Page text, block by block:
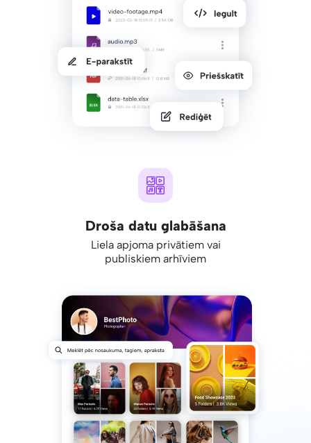
Droša datu glabāšana
Liela apjoma privātiem vai
publiskiem arhīviem